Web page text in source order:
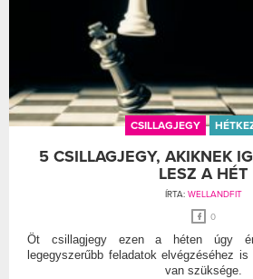
CSILLAGJEGY
5 CSILLAGJEGY, AKIKNEK
LESZ A HÉT
ÍRTA: WELLANDFIT
0
Öt csillagjegy ezen a héten úgy
legegyszerűbb feladatok elvégzéséhez
van szüksége.